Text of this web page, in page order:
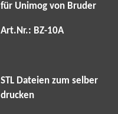
für Unimog von Bruder
Art.Nr.: BZ-10A
STL Dateien zum selber
drucken